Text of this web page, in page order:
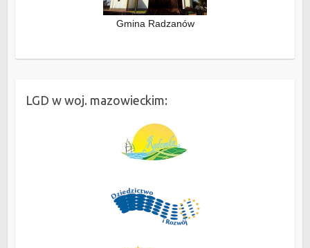
Gmina Radzanów
LGD w woj. mazowieckim: